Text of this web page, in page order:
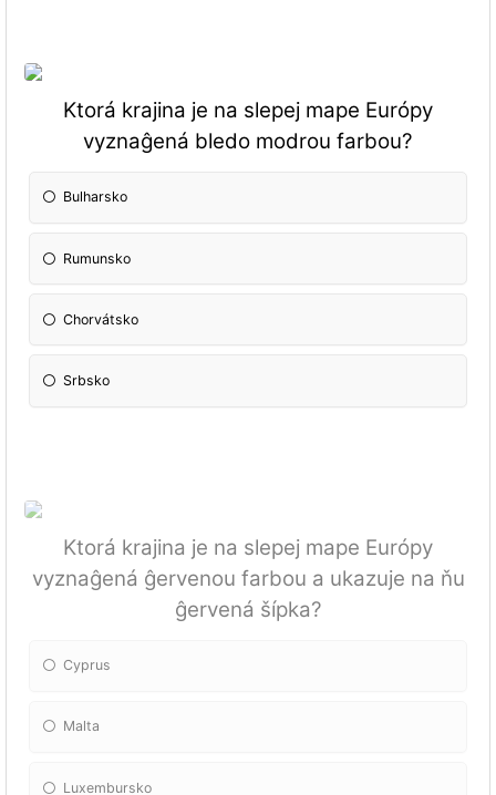
Ktorá krajina je na slepej mape Európy
vyznaĝená bledo modrou farbou?
Bulharsko
Rumunsko
Chorvátsko
Srbsko
Ktorá krajina je na slepej mape Európy
vyznaĝená ĝervenou farbou a ukazuje na ňu
ĝervená šípka?
Cyprus
Malta
Luxembursko